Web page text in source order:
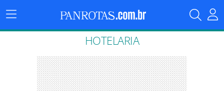
Menu
Principal
HOTELARIA